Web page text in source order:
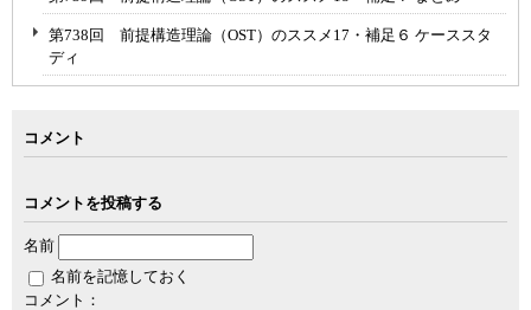
第738回 前提構造理論（OST）のススメ17・補足６ ケーススタ
ディ
コメント
コメントを投稿する
名前
名前を記憶しておく
コメント：